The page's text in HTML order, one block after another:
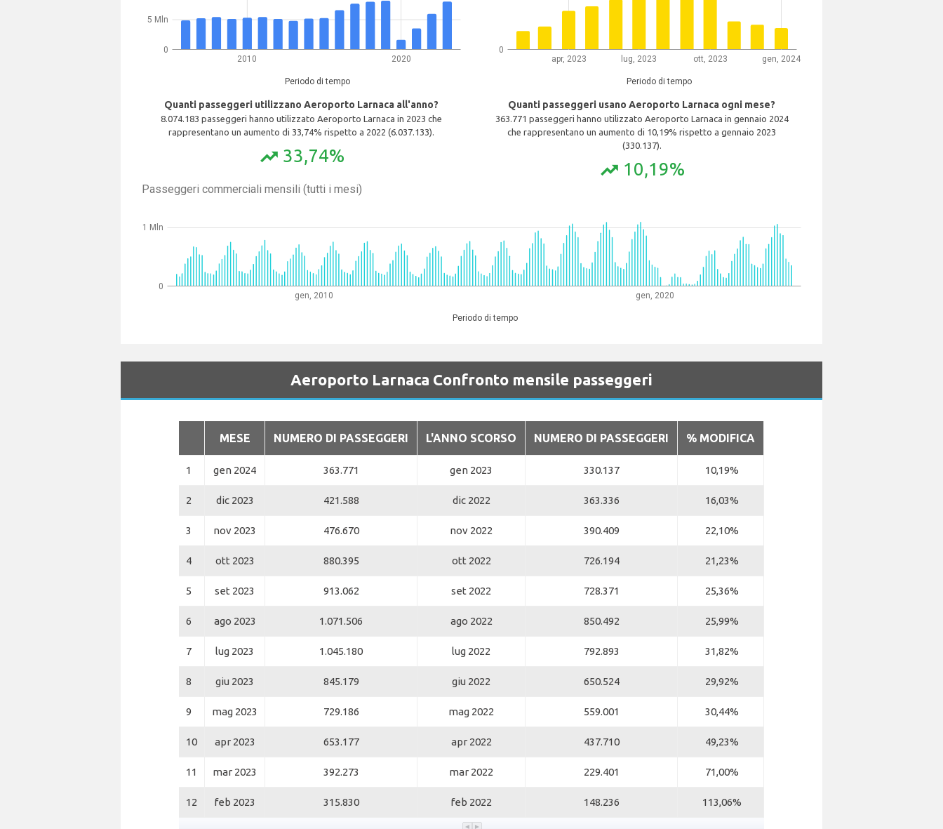
2010 2020
Periodo di tempo
0
5 Mln
Quanti passeggeri utilizzano Aeroporto Larnaca all'anno?
8.074.183 passeggeri hanno utilizzato Aeroporto Larnaca in 2023 che
rappresentano un aumento di 33,74% rispetto a 2022 (6.037.133).
trending_up 33,74%
apr, 2023 lug, 2023 ott, 2023 gen, 2024
Periodo di tempo
0
Quanti passeggeri usano Aeroporto Larnaca ogni mese?
363.771 passeggeri hanno utilizzato Aeroporto Larnaca in gennaio 2024
che rappresentano un aumento di 10,19% rispetto a gennaio 2023
(330.137).
trending_up 10,19%
Passeggeri commerciali mensili (tutti i mesi)
gen, 2010 gen, 2020
Periodo di tempo
0
1 Mln
Aeroporto Larnaca Confronto mensile passeggeri
MESE NUMERO DI PASSEGGERI L'ANNO SCORSO NUMERO DI PASSEGGERI % MODIFICA
1 gen 2024 363.771 gen 2023 330.137 10,19%
2 dic 2023 421.588 dic 2022 363.336 16,03%
3 nov 2023 476.670 nov 2022 390.409 22,10%
4 ott 2023 880.395 ott 2022 726.194 21,23%
5 set 2023 913.062 set 2022 728.371 25,36%
6 ago 2023 1.071.506 ago 2022 850.492 25,99%
7 lug 2023 1.045.180 lug 2022 792.893 31,82%
8 giu 2023 845.179 giu 2022 650.524 29,92%
9 mag 2023 729.186 mag 2022 559.001 30,44%
10 apr 2023 653.177 apr 2022 437.710 49,23%
11 mar 2023 392.273 mar 2022 229.401 71,00%
12 feb 2023 315.830 feb 2022 148.236 113,06%